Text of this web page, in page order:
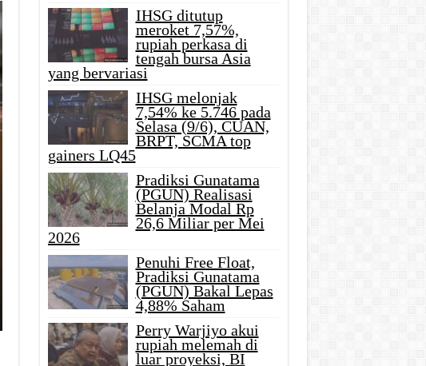
IHSG ditutup
meroket 7,57%,
rupiah perkasa di
tengah bursa Asia
yang bervariasi
IHSG melonjak
7,54% ke 5.746 pada
Selasa (9/6), CUAN,
BRPT, SCMA top
gainers LQ45
Pradiksi Gunatama
(PGUN) Realisasi
Belanja Modal Rp
26,6 Miliar per Mei
2026
Penuhi Free Float,
Pradiksi Gunatama
(PGUN) Bakal Lepas
4,88% Saham
Perry Warjiyo akui
rupiah melemah di
luar proyeksi, BI